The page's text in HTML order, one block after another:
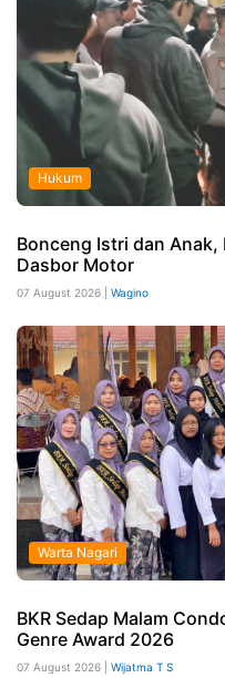
Hukum
Bonceng Istri dan Anak,
Dasbor Motor
07 August 2026 | Wagino
Warta Nagari
BKR Sedap Malam
Genre Award 2026
07 August 2026 | Wijatma T S